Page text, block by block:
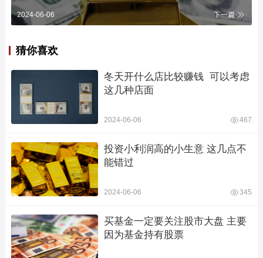
2024-06-06 下一篇
猜你喜欢
冬天开什么店比较赚钱  可以考虑
这几种店面
2024-06-06 467
投资小利润高的小生意 这几点不
能错过
2024-06-06 345
买基金一定要关注股市大盘 主要
因为基金持有股票